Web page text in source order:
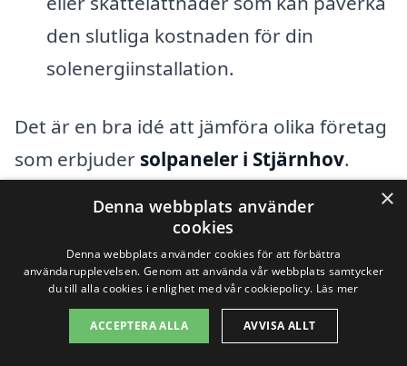
den slutliga kostnaden för din
solenergiinstallation.
Det är en bra idé att jämföra olika företag
som erbjuder solpaneler i Stjärnhov.
solpaneler-kostnad.se kan du enkelt få
flera gratis och oförpliktande
offertförslag från certifierade
installatörer i ditt område. Detta ger dig
×
Denna webbplats använder
cookies
Denna webbplats använder cookies för att förbättra
användarupplevelsen. Genom att använda vår webbplats samtycker
du till alla cookies i enlighet med vår cookiepolicy. Läs mer
ACCEPTERA ALLA AVVISA ALLT